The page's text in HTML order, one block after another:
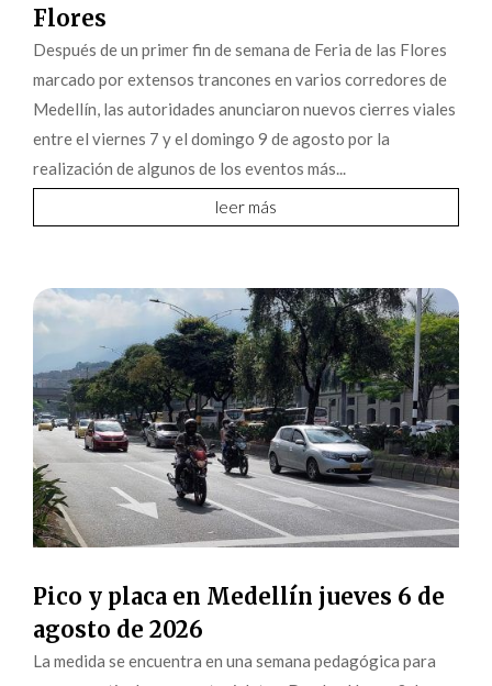
Flores
Después de un primer fin de semana de Feria de las Flores
marcado por extensos trancones en varios corredores de
Medellín, las autoridades anunciaron nuevos cierres viales
entre el viernes 7 y el domingo 9 de agosto por la
realización de algunos de los eventos más...
leer más
Pico y placa en Medellín jueves 6 de
agosto de 2026
La medida se encuentra en una semana pedagógica para